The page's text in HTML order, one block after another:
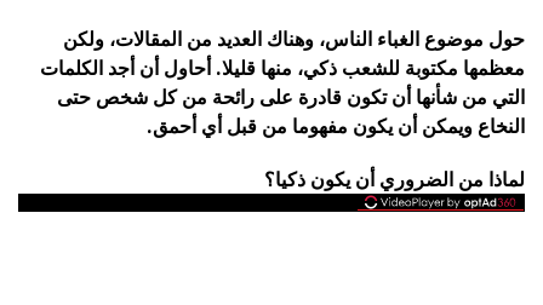
حول موضوع الغباء الناس، وهناك العديد من المقالات، ولكن
معظمها مكتوبة للشعب ذكي، منها قليلا. أحاول أن أجد الكلمات
التي من شأنها أن تكون قادرة على رائحة من كل شخص حتى
النخاع ويمكن أن يكون مفهوما من قبل أي أحمق.
لماذا من الضروري أن يكون ذكيا؟